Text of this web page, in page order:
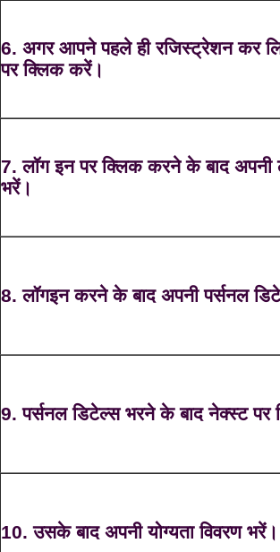
6. अगर आपने पहले ही रजिस्ट्रेशन कर
पर क्लिक करें।
7. लॉग इन पर क्लिक करने के बाद अपनी
भरें।
8. लॉगइन करने के बाद अपनी पर्सनल
9. पर्सनल डिटेल्स भरने के बाद नेक्स्ट
10. उसके बाद अपनी योग्यता विवरण भरें।